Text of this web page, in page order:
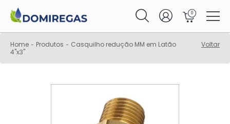
0
Home - Produtos - Casquilho redução MM em Latão
4"x3"
Voltar